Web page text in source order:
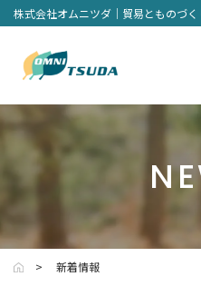
株式会社オムニツダ｜貿易とものづ
新着情報